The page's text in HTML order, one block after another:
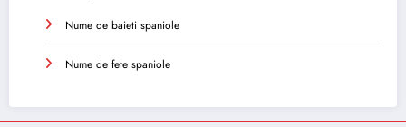
Nume de baieti spaniole
Nume de fete spaniole